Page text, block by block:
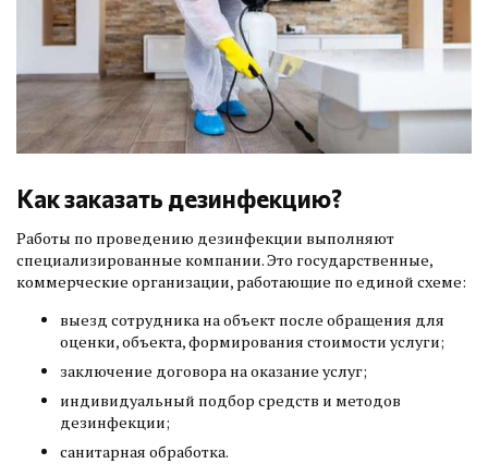
Как заказать дезинфекцию?
Работы по проведению дезинфекции выполняют
специализированные компании. Это государственные,
коммерческие организации, работающие по единой схеме:
выезд сотрудника на объект после обращения для
оценки, объекта, формирования стоимости услуги;
заключение договора на оказание услуг;
индивидуальный подбор средств и методов
дезинфекции;
санитарная обработка.